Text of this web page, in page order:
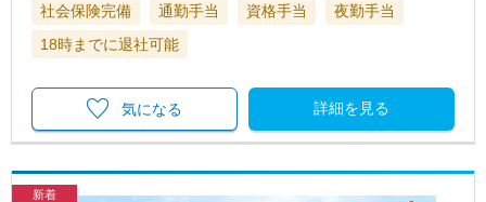
社会保険完備 通勤手当 資格手当
夜勤手当
18時までに退社可能
詳細を見る
気になる
新着